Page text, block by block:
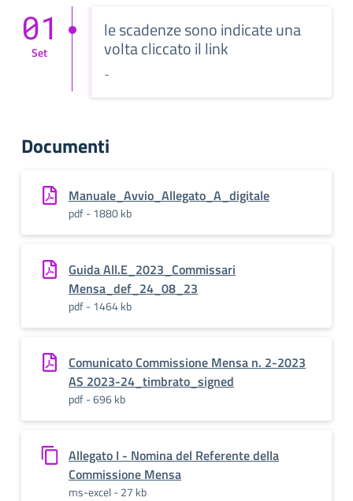
01
Set
le scadenze sono indicate una
volta cliccato il link
-
Documenti
Manuale_Avvio_Allegato_A_digitale
pdf - 1880 kb
Guida All.E_2023_Commissari
Mensa_def_24_08_23
pdf - 1464 kb
Comunicato Commissione Mensa n. 2-2023
AS 2023-24_timbrato_signed
pdf - 696 kb
Allegato I - Nomina del Referente della
Commissione Mensa
ms-excel - 27 kb